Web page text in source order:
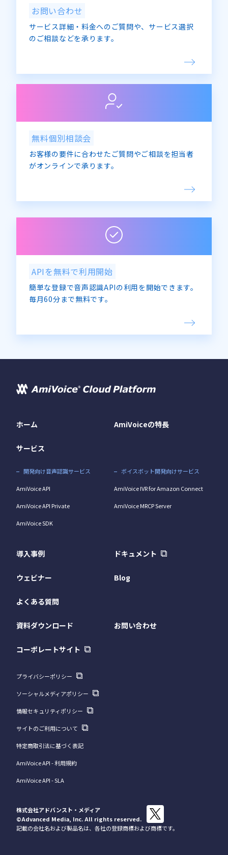
お問い合わせ
サービス詳細・料金へのご質問や、サービス選択
のご相談などを承ります。
無料個別相談会
お客様の要件に合わせたご質問やご相談を担当者
がオンラインで承ります。
APIを無料で利用開始
簡単な登録で音声認識APIの利用を開始できます。
毎月60分まで無料です。
ホーム AmiVoiceの特長
サービス
開発向け音声認識サービス
AmiVoice API
AmiVoice API Private
AmiVoice SDK
ボイスボット開発向けサービス
AmiVoice IVR for Amazon Connect
AmiVoice MRCP Server
導入事例 ドキュメント
ウェビナー Blog
よくある質問
資料ダウンロード お問い合わせ
コーポレートサイト
プライバシーポリシー
ソーシャルメディアポリシー
情報セキュリティポリシー
サイトのご利用について
特定商取引法に基づく表記
AmiVoice API - 利用規約
AmiVoice API - SLA
株式会社アドバンスト・メディア
©Advanced Media, Inc.All rights reserved.
記載の会社名および製品名は、各社の登録商標および商標です。